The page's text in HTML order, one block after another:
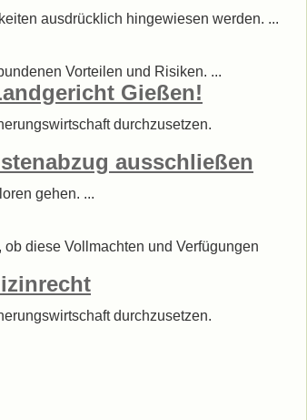
ausdrücklich hingewiesen werden. ...
Vorteilen und Risiken. ...
Gießen!
durchzusetzen.
ausschließen
gehen. ...
diese Vollmachten und Verfügungen
durchzusetzen.